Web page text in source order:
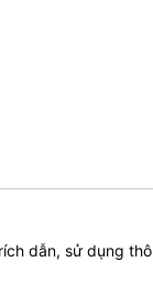
dẫn, sử dụng